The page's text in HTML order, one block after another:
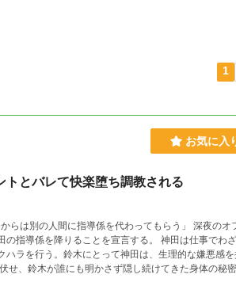
1
お気に入
とバレて快楽堕ち調教される
は別の人間に指導係を代わってもらう」 深夜のオ
指導係を降りることを宣言する。 神田は仕事でわ
ラを行う。鈴木にとって神田は、生理的な嫌悪感
せ、鈴木が誰にも明かさず隠し続けてきた身体の